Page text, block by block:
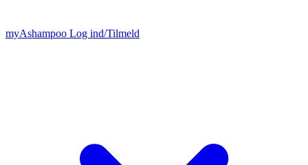
myAshampoo Log ind/Tilmeld